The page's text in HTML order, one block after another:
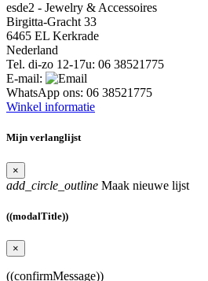
esde2 - Jewelry & Accessoires
Birgitta-Gracht 33
6465 EL Kerkrade
Nederland
Tel. di-zo 12-17u: 06 38521775
E-mail:
WhatsApp ons: 06 38521775
Winkel informatie
Mijn verlanglijst
×
add_circle_outline Maak nieuwe lijst
((modalTitle))
×
((confirmMessage))